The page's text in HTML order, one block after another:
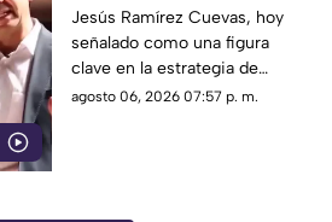
figura clave en la
estrategia de censura
del gobierno, criticaba
la publicidad para
Jesús Ramírez Cuevas, hoy
señalado como una figura
clave en la estrategia de
censura del gobierno, criticaba
agosto 06, 2026 07:57 p. m.